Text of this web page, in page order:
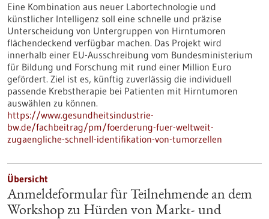
Eine Kombination aus neuer Labortechnologie und
künstlicher Intelligenz soll eine schnelle und präzise
Unterscheidung von Untergruppen von Hirntumoren
flächendeckend verfügbar machen. Das Projekt wird
innerhalb einer EU-Ausschreibung vom Bundesministerium
für Bildung und Forschung mit rund einer Million Euro
gefördert. Ziel ist es, künftig zuverlässig die individuell
passende Krebstherapie bei Patienten mit Hirntumoren
auswählen zu können.
https://www.gesundheitsindustrie-
bw.de/fachbeitrag/pm/foerderung-fuer-weltweit-
zugaengliche-schnell-identifikation-von-tumorzellen
Übersicht
Anmeldeformular für Teilnehmende an dem
Workshop zu Hürden von Markt- und